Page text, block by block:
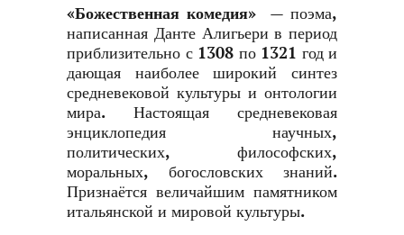
«Божественная комедия» — поэма,
написанная Данте Алигьери в период
приблизительно с 1308 по 1321 год и
дающая наиболее широкий синтез
средневековой культуры и онтологии
мира. Настоящая средневековая
энциклопедия научных,
политических, философских,
моральных, богословских знаний.
Признаётся величайшим памятником
итальянской и мировой культуры.